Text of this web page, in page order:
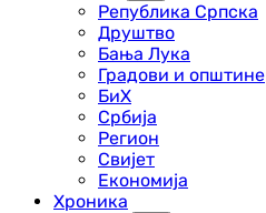
Република Српска
Друштво
Бања Лука
Градови и општине
БиХ
Србија
Регион
Свијет
Економија
Хроника